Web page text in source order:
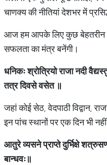
चाणक्य की नीतियां देशभर में
आज हम आपके लिए कुछ बेहतरीन
सफलता का मंत्र बनेंगी।
धनिकःश्रोत्रियोराजानदी
तत्रदिवसेवसेत ॥
जहां कोई सेठ, वेदपाठी विद्वान,
इन पांच स्थानों पर एक दिन भी
आतुरेव्यसनेप्राप्तेदुर्भिक्षे
बान्धवः॥